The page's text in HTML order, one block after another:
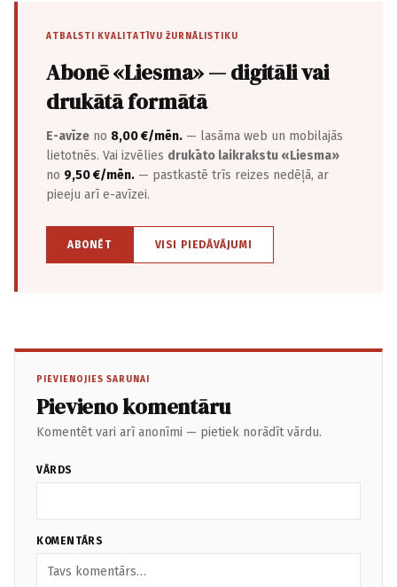
ATBALSTI KVALITATĪVU ŽURNĀLISTIKU
Abonē «Liesma» — digitāli vai
drukātā formātā
E-avīze no 8,00 €/mēn. — lasāma web un mobilajās
lietotnēs. Vai izvēlies drukāto laikrakstu «Liesma»
no 9,50 €/mēn. — pastkastē trīs reizes nedēļā, ar
pieeju arī e-avīzei.
ABONĒT VISI PIEDĀVĀJUMI
PIEVIENOJIES SARUNAI
Pievieno komentāru
Komentēt vari arī anonīmi — pietiek norādīt vārdu.
VĀRDS
KOMENTĀRS